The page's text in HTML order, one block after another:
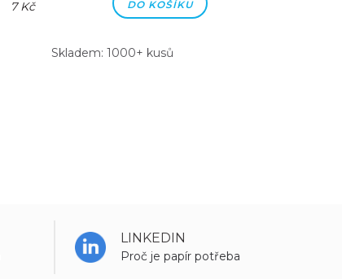
7 Kč DO KOŠÍKU
Skladem: 1000+ kusů
LINKEDIN
Proč je papír potřeba